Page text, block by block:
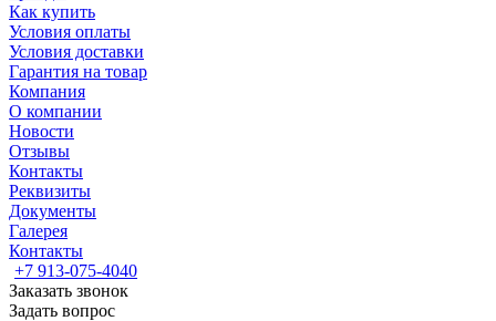
Как купить
Условия оплаты
Условия доставки
Гарантия на товар
Компания
О компании
Новости
Отзывы
Контакты
Реквизиты
Документы
Галерея
Контакты
+7 913-075-4040
Заказать звонок
Задать вопрос